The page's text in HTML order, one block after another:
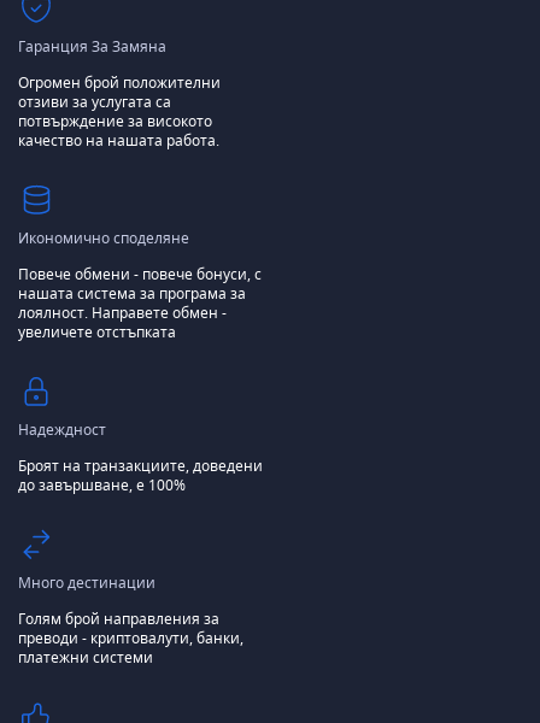
Гаранция За Замяна
Огромен брой положителни
отзиви за услугата са
потвърждение за високото
качество на нашата работа.
Икономично споделяне
Повече обмени - повече бонуси, с
нашата система за програма за
лоялност. Направете обмен -
увеличете отстъпката
Надеждност
Броят на транзакциите, доведени
до завършване, е 100%
Много дестинации
Голям брой направления за
преводи - криптовалути, банки,
платежни системи